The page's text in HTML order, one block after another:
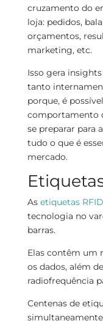
cruzamento do
loja: pedidos,
orçamentos,
marketing, etc.
Isso gera
tanto
porque, é
comportamento
se preparar para
tudo o que é
mercado.
As etiquetas RFID
tecnologia no
barras.
Elas contêm um
os dados, além
radiofrequência
Centenas de